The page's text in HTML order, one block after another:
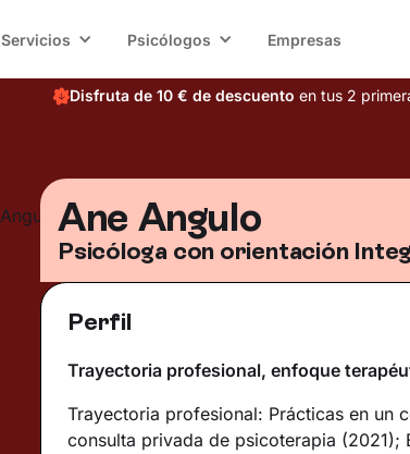
Servicios Psicólogos Empresas
Disfruta de 10 € de descuento en tus 2
Ane Angulo
Psicóloga con orientación
Perfil
Trayectoria profesional, enfoque
Trayectoria profesional: Prácticas en un
consulta privada de psicoterapia